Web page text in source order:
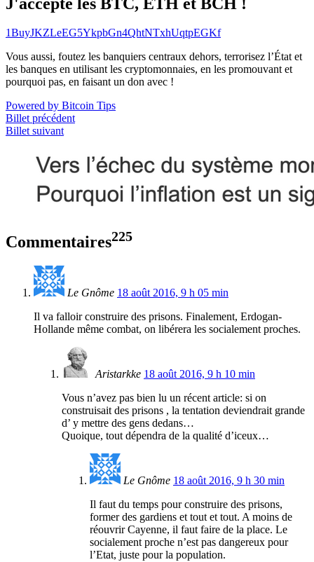
1BuyJKZLeEG5YkpbGn4QhtNTxhUqtpEGKf
Vous aussi, foutez les banquiers centraux dehors, terrorisez l’État et
les banques en utilisant les cryptomonnaies, en les promouvant et
pourquoi pas, en faisant un don avec !
Powered by Bitcoin Tips
Billet précédent
Billet suivant
Commentaires225
Le Gnôme 18 août 2016, 9 h 05 min
Il va falloir construire des prisons. Finalement, Erdogan-
Hollande même combat, on libérera les socialement proches.
Aristarkke 18 août 2016, 9 h 10 min
Vous n’avez pas bien lu un récent article: si on
construisait des prisons , la tentation deviendrait grande
d’ y mettre des gens dedans…
Quoique, tout dépendra de la qualité d’iceux…
Le Gnôme 18 août 2016, 9 h 30 min
Il faut du temps pour construire des prisons,
former des gardiens et tout et tout. A moins de
réouvrir Cayenne, il faut faire de la place. Le
socialement proche n’est pas dangereux pour
l’Etat, juste pour la population.